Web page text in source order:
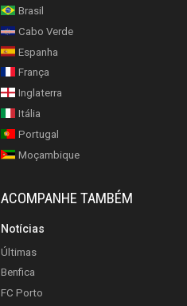
Brasil
Cabo Verde
Espanha
França
Inglaterra
Itália
Portugal
Moçambique
ACOMPANHE TAMBÉM
Notícias
Últimas
Benfica
FC Porto